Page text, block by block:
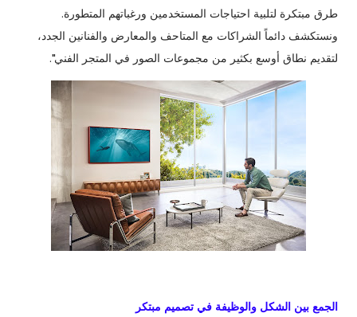
طرق مبتكرة لتلبية احتياجات المستخدمين ورغباتهم المتطورة.
ونستكشف دائماً الشراكات مع المتاحف والمعارض والفنانين الجدد،
لتقديم نطاق أوسع بكثير من مجموعات الصور في المتجر الفني".
الجمع بين الشكل والوظيفة في تصميم مبتكر